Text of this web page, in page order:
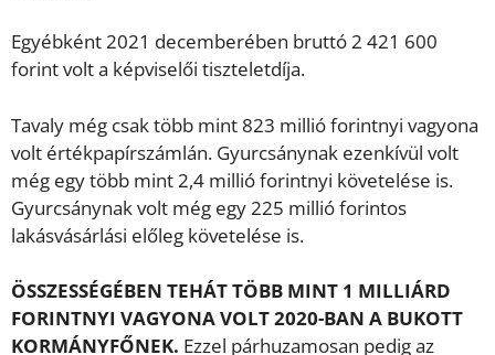
Egyébként 2021 decemberében bruttó 2 421 600
forint volt a képviselői tiszteletdíja.
Tavaly még csak több mint 823 millió forintnyi vagyona
volt értékpapírszámlán. Gyurcsánynak ezenkívül volt
még egy több mint 2,4 millió forintnyi követelése is.
Gyurcsánynak volt még egy 225 millió forintos
lakásvásárlási előleg követelése is.
ÖSSZESSÉGÉBEN TEHÁT TÖBB MINT 1 MILLIÁRD
FORINTNYI VAGYONA VOLT 2020-BAN A BUKOTT
KORMÁNYFŐNEK. Ezzel párhuzamosan pedig az